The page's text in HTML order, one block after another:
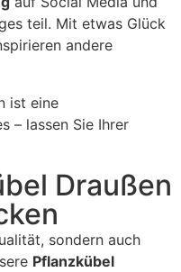
teil. Mit etwas Glück
andere
ist eine
– lassen Sie Ihrer
Draußen
sondern auch
Pflanzkübel